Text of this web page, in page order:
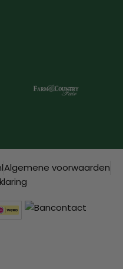
Algemene voorwaarden